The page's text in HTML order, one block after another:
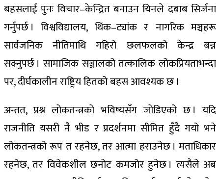
बहसलाई पुनः विचार–केन्द्रित बनाउन यिनले दबाब सिर्जना
गर्नुपर्छ । विश्वविद्यालय, थिंक–ट्यांक र नागरिक मञ्चहरू
सार्वजनिक नीतिमाथि गहिरो छलफलको केन्द्र बन्न
सक्नुपर्छ । सामाजिक सञ्जालको तत्कालिक लोकप्रियताभन्दा
पर, दीर्घकालीन राष्ट्रिय हितको बहस आवश्यक छ ।
अन्तत, प्रश्न लोकतन्त्रको भविष्यसँग जोडिएको छ । यदि
राजनीति यसरी नै भीड र प्रदर्शनमा सीमित हुँदै गयो भने
लोकतन्त्रको रूप त रहनेछ, तर आत्मा हराउनेछ । मताधिकार
रहनेछ, तर विवेकशील छनोट कमजोर हुनेछ । त्यसैले अब